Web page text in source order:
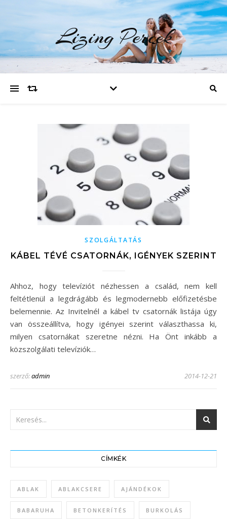
Lizing Percek
SZOLGÁLTATÁS
KÁBEL TÉVÉ CSATORNÁK, IGÉNYEK SZERINT
Ahhoz, hogy televíziót nézhessen a család, nem kell
feltétlenül a legdrágább és legmodernebb előfizetésbe
belemennie. Az Invitelnél a kábel tv csatornák listája úgy
van összeállítva, hogy igényei szerint választhassa ki,
milyen csatornákat szeretne nézni. Ha Önt inkább a
közszolgálati televíziók…
szerző:admin 2014-12-21
CÍMKÉK
ABLAK ABLAKCSERE AJÁNDÉKOK
BABARUHA BETONKERÍTÉS BURKOLÁS